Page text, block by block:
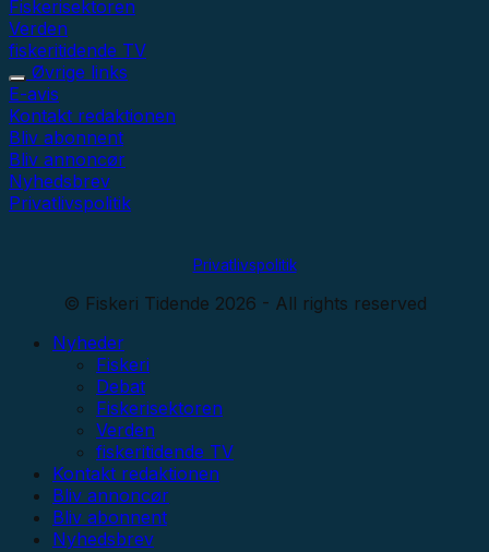
Fiskerisektoren
Verden
fiskeritidende TV
Øvrige links
E-avis
Kontakt redaktionen
Bliv abonnent
Bliv annoncør
Nyhedsbrev
Privatlivspolitik
Privatlivspolitik
© Fiskeri Tidende 2026 - All rights reserved
Nyheder
Fiskeri
Debat
Fiskerisektoren
Verden
fiskeritidende TV
Kontakt redaktionen
Bliv annoncør
Bliv abonnent
Nyhedsbrev